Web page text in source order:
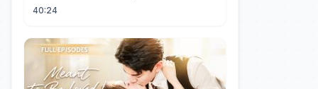
PROWADZI CZWARTĄ WOJNĘ
40:24